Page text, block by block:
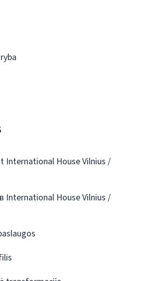
International House Vilnius /
International House Vilnius /